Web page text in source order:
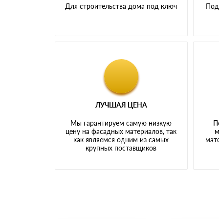
Для строительства дома под ключ
ЛУЧШАЯ ЦЕНА
Мы гарантируем самую низкую
цену на фасадных материалов, так
как являемся одним из самых
крупных поставщиков